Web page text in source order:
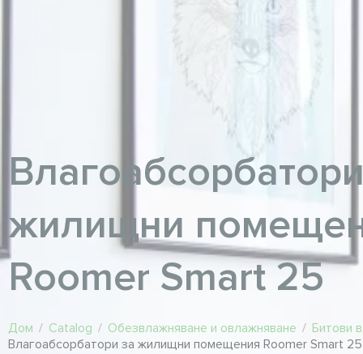
жилищни
Roomer Smart 25
Дом / Catalog / Обезвлажняване и овлажняване / Битови
Влагоабсорбатори за жилищни помещения Roomer Smart 25